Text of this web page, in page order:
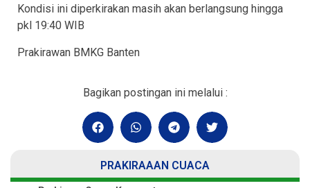
Kondisi ini diperkirakan masih akan berlangsung hingga
pkl 19:40 WIB
Prakirawan BMKG Banten
Bagikan postingan ini melalui :
PRAKIRAAAN CUACA